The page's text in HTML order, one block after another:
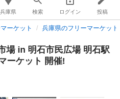
兵庫県 検索 ログイン 投稿
ーケット 兵庫県のフリーマーケット
場 in 明石市民広場 明石駅
ーケット 開催!